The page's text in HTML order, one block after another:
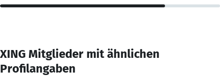
XING Mitglieder mit ähnlichen
Profilangaben